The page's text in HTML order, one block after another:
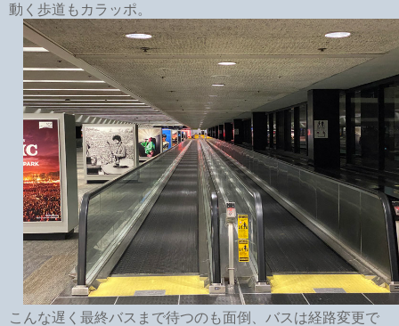
動く歩道もカラッポ。
こんな遅く最終バスまで待つのも面倒、バスは経路変更で